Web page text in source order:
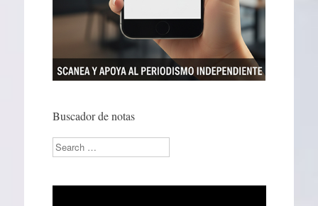
Buscador de notas
Search